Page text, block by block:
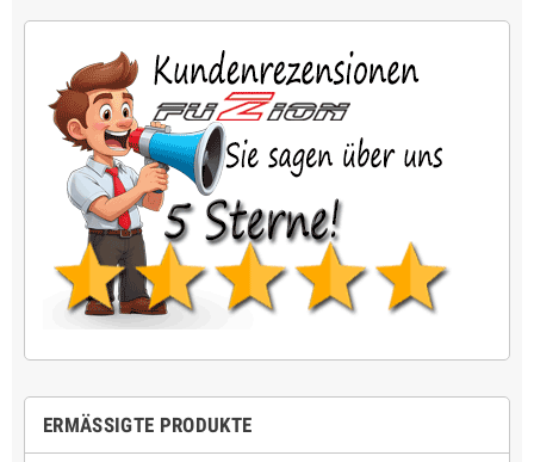
ERMÄSSIGTE PRODUKTE